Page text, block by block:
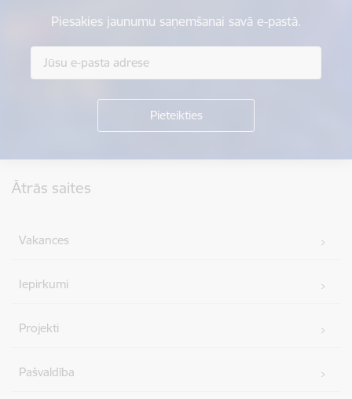
Piesakies jaunumu saņemšanai savā e-pastā.
Ātrās saites
Vakances
Iepirkumi
Projekti
Pašvaldība